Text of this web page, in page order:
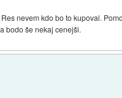
nevem kdo bo to kupoval.
bodo še nekaj cenejši.